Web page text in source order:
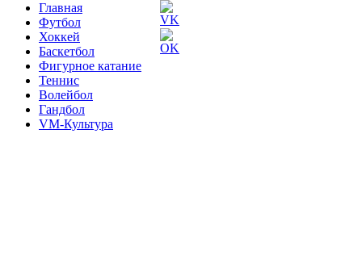
Главная
Футбол
Хоккей
Баскетбол
Фигурное катание
Теннис
Волейбол
Гандбол
VM-Культура